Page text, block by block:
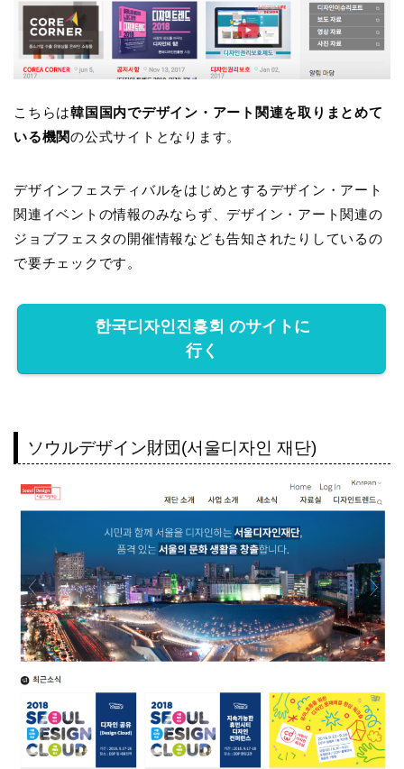
こちらは韓国国内でデザイン・アート関連を取りまとめて
いる機関の公式サイトとなります。
デザインフェスティバルをはじめとするデザイン・アート
関連イベントの情報のみならず、デザイン・アート関連の
ジョブフェスタの開催情報なども告知されたりしているの
で要チェックです。
한국디자인진흥회 のサイトに
行く
ソウルデザイン財団(서울디자인 재단)